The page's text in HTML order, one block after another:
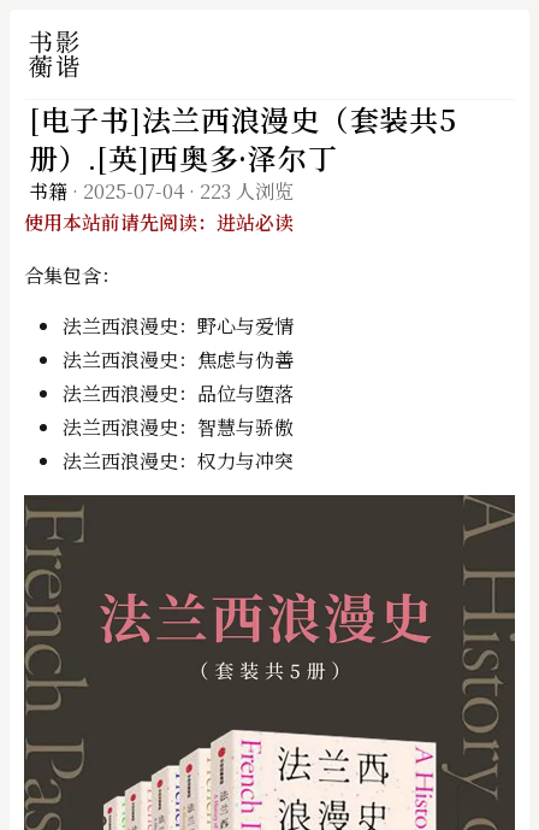
[电子书]法兰西浪漫史（套装共5
册）.[英]西奥多·泽尔丁
书籍 · 2025-07-04 · 223 人浏览
使用本站前请先阅读：进站必读
合集包含：
法兰西浪漫史：野心与爱情
法兰西浪漫史：焦虑与伪善
法兰西浪漫史：品位与堕落
法兰西浪漫史：智慧与骄傲
法兰西浪漫史：权力与冲突